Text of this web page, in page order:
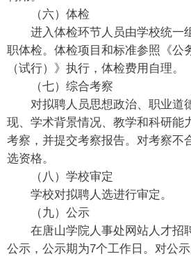
（六）体检
进入体检环节人员由学校统一
职体检。体检项目和标准参照《公
（试行）》执行，体检费用自理。
（七）综合考察
对拟聘人员思想政治、职业道
现、学术背景情况、教学和科研能
考察，并提交考察报告。对考察不
选资格。
（八）学校审定
学校对拟聘人选进行审定。
（九）公示
在唐山学院人事处网站人才招
公示，公示期为7个工作日。对公